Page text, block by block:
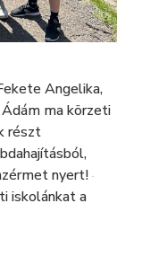
Angelika,
ma körzeti
részt
nyert!
iskolánkat a